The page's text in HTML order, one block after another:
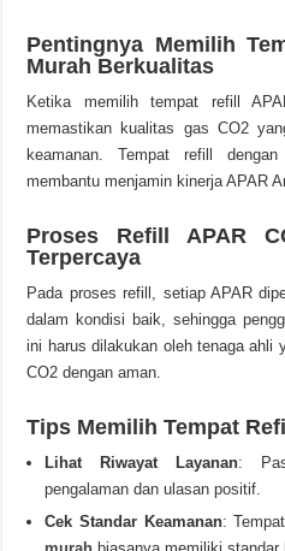
Pentingnya Memilih
Murah Berkualitas
Ketika memilih tempat refill
memastikan kualitas gas CO2
keamanan. Tempat refill
membantu menjamin kinerja APAR
Proses Refill APAR
Terpercaya
Pada proses refill, setiap APAR
dalam kondisi baik, sehingga
ini harus dilakukan oleh tenaga ahli
CO2 dengan aman.
Tips Memilih Tempat
Lihat Riwayat Layanan:
pengalaman dan ulasan positif.
Cek Standar Keamanan: